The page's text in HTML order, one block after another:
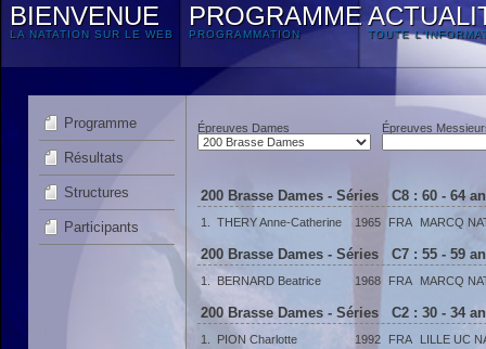
BIENVENUE
LA NATATION SUR LE WEB
PROGRAMME
PROGRAMMATION TOUTE
Programme
Résultats
Structures
Participants
Épreuves Dames Épreuves
200 Brasse Dames - Séries C8 : 60 - 64
1. THERY Anne-Catherine 1965 FRA MARCQ
200 Brasse Dames - Séries C7 : 55 - 59
1. BERNARD Beatrice 1968 FRA MARCQ
200 Brasse Dames - Séries C2 : 30 - 34
1. PION Charlotte 1992 FRA LILLE UC